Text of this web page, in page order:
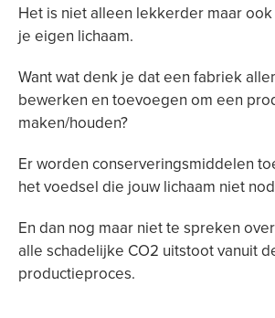
Het is niet alleen lekkerder maar ook
je eigen lichaam.
Want wat denk je dat een fabriek
bewerken en toevoegen om een
maken/houden?
Er worden conserveringsmiddelen
het voedsel die jouw lichaam niet
En dan nog maar niet te spreken
alle schadelijke CO2 uitstoot vanuit
productieproces.